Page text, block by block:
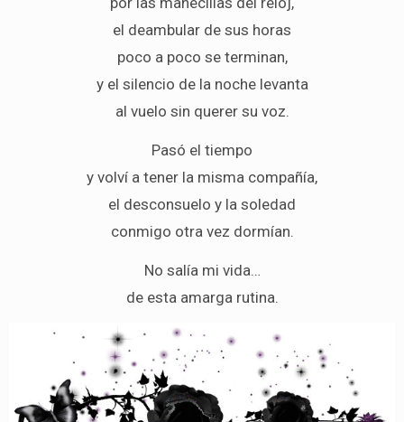
el deambular de sus horas
poco a poco se terminan,
y el silencio de la noche levanta
al vuelo sin querer su voz.
Pasó el tiempo
y volví a tener la misma compañía,
el desconsuelo y la soledad
conmigo otra vez dormían.
No salía mi vida…
de esta amarga rutina.